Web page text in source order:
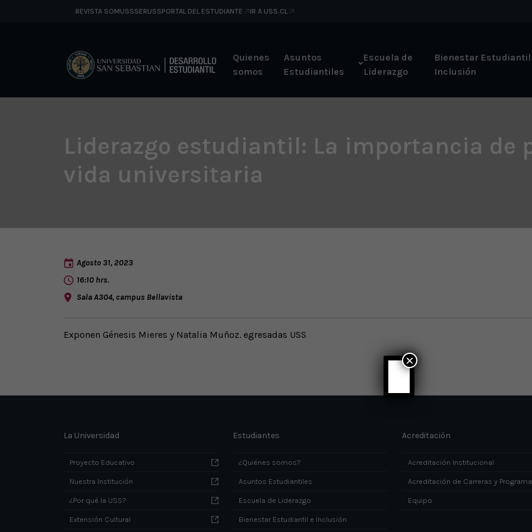
REVISTA SOMUSSSERUSSPORTAL DEL ESTUDIANTE IR A USS.CL
Quienes
somos
Asuntos
Estudiantiles
Escuela de
Liderazgo
Bienestar
Inclusión
Liderazgo estudiantil: La importancia de
vida universitaria
Agosto 31, 2023
16:10 hrs.
Sala A304, campus Bellavista
Exponen Génesis Mieres y Natalia Muñoz. egresadas USS
La Universidad
Proyecto Educativo
Nuestra Institución
¿Por qué la USS?
Extensión Cultural
Estudiantes
¿Quiénes somos?
Asuntos Estudiantiles
Escuela de Liderazgo
Bienestar Estudiantil e Inclusión
Acreditación
Acreditación Institucional
Acreditación de Carreras y
Equipo
×